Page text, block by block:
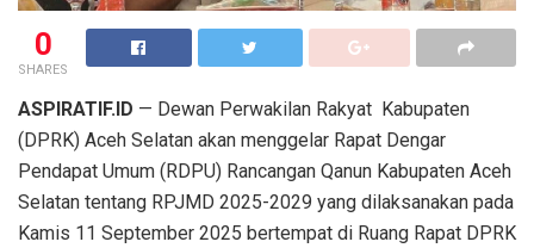
0
SHARES
ASPIRATIF.ID — Dewan Perwakilan Rakyat Kabupaten
(DPRK) Aceh Selatan akan menggelar Rapat Dengar
Pendapat Umum (RDPU) Rancangan Qanun Kabupaten Aceh
Selatan tentang RPJMD 2025-2029 yang dilaksanakan pada
Kamis 11 September 2025 bertempat di Ruang Rapat DPRK